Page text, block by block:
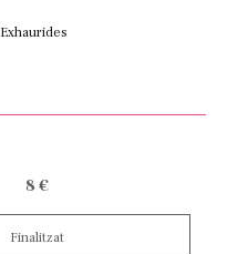
Exhaurides
8 €
Finalitzat